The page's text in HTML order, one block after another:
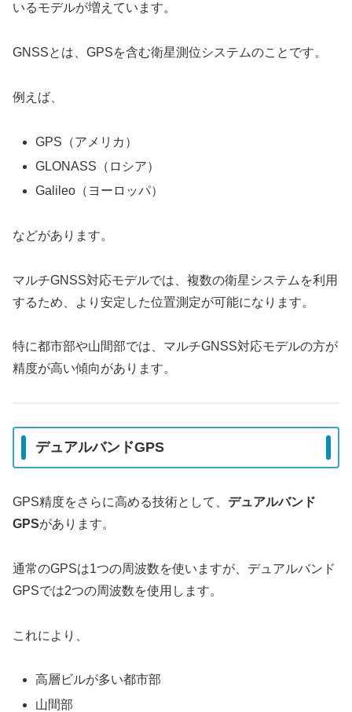
いるモデルが増えています。
GNSSとは、GPSを含む衛星測位システムのことです。
例えば、
GPS（アメリカ）
GLONASS（ロシア）
Galileo（ヨーロッパ）
などがあります。
マルチGNSS対応モデルでは、複数の衛星システムを利用
するため、より安定した位置測定が可能になります。
特に都市部や山間部では、マルチGNSS対応モデルの方が
精度が高い傾向があります。
デュアルバンドGPS
GPS精度をさらに高める技術として、 デュアルバンド
GPSがあります。
通常のGPSは1つの周波数を使いますが、デュアルバンド
GPSでは2つの周波数を使用します。
これにより、
高層ビルが多い都市部
山間部